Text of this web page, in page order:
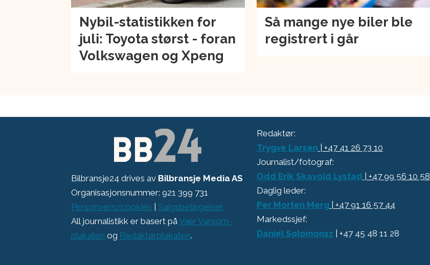
Nybil-statistikken for
juli: Toyota størst - foran
Volkswagen og Xpeng
Så mange nye biler ble
registrert i går
Bilbransje24 drives av Bilbransje Media AS
Organisasjonsnummer: 921 399 731
Personvern/cookies
Salgsbetingelser
All journalistikk er basert påVær Varsom-
plakaten og Redaktørplakaten.
Redaktør:
Trygve Larsen | +47 41 26 73 10
Journalist/fotograf:
Odd Erik Skavold Lystad | +47 99 56 10 58
Daglig leder:
Per Morten Merg | +47 91 16 57 44
Markedssjef:
Daniel Solomonsz | +47 45 48 11 28